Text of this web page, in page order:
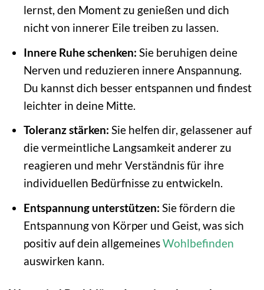
lernst, den Moment zu genießen und dich
nicht von innerer Eile treiben zu lassen.
Innere Ruhe schenken: Sie beruhigen deine
Nerven und reduzieren innere Anspannung.
Du kannst dich besser entspannen und findest
leichter in deine Mitte.
Toleranz stärken: Sie helfen dir, gelassener auf
die vermeintliche Langsamkeit anderer zu
reagieren und mehr Verständnis für ihre
individuellen Bedürfnisse zu entwickeln.
Entspannung unterstützen: Sie fördern die
Entspannung von Körper und Geist, was sich
positiv auf dein allgemeinesWohlbefinden
auswirken kann.